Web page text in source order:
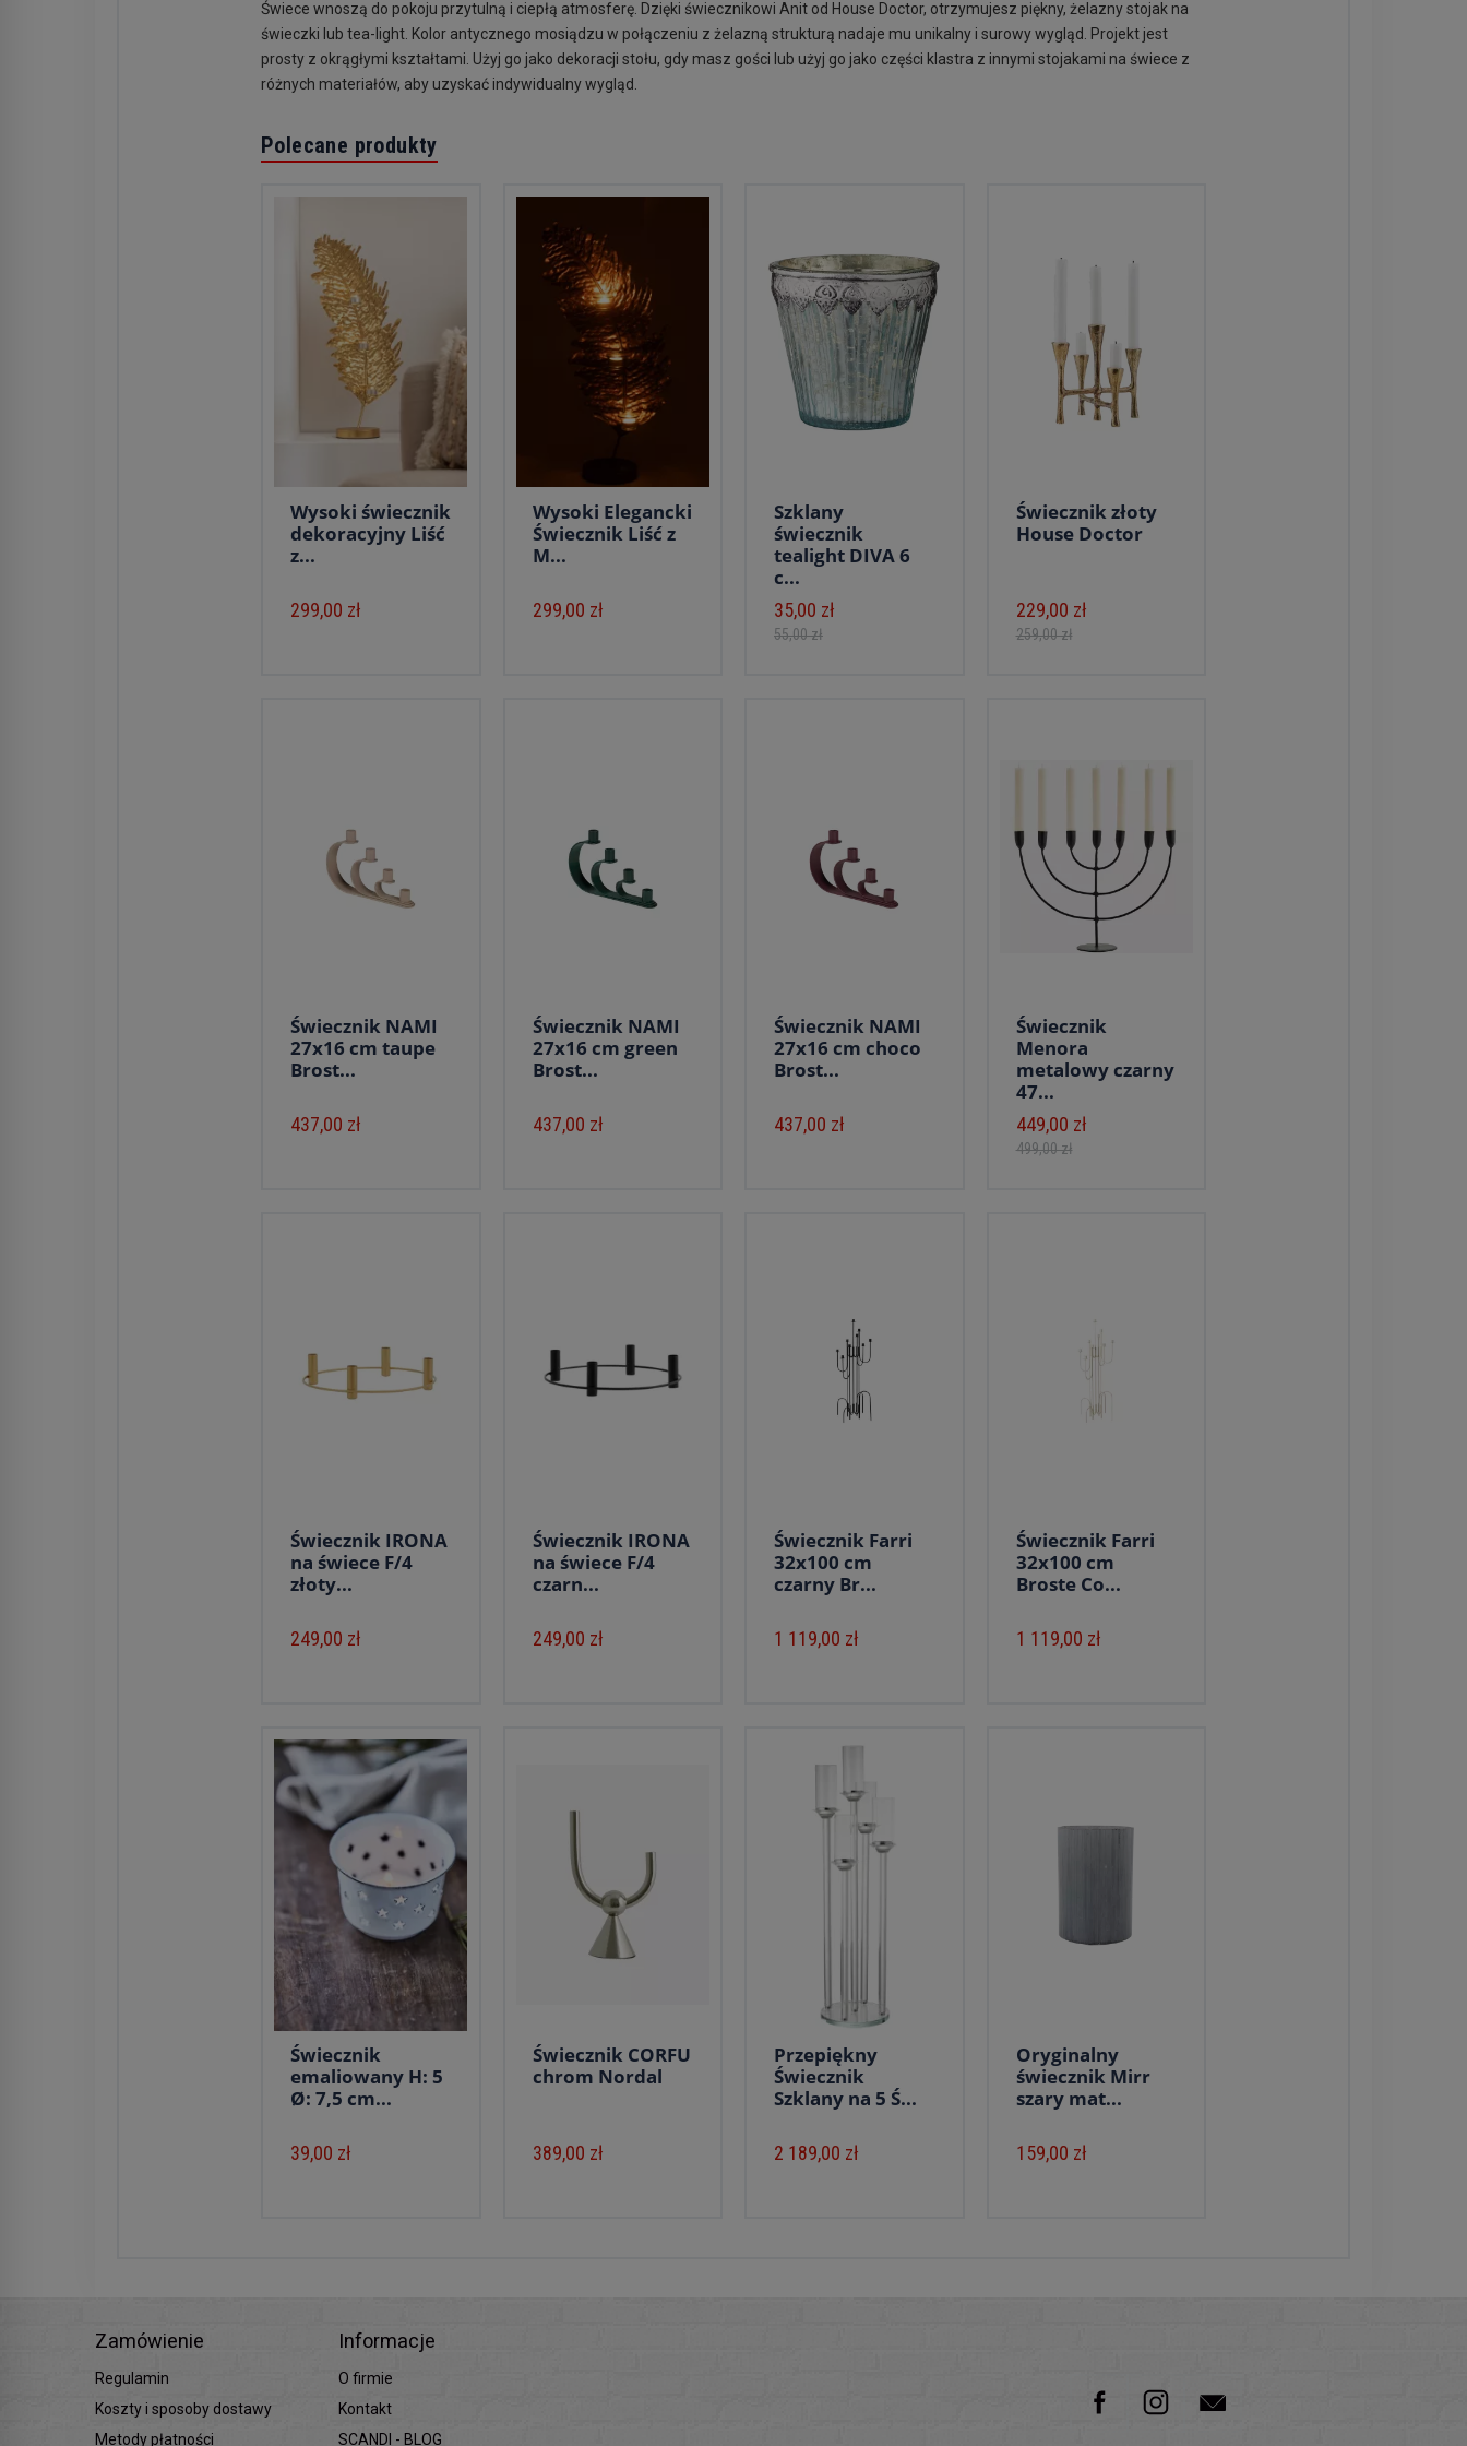
Świece wnoszą do pokoju przytulną i ciepłą atmosferę. Dzięki świecznikowi Anit od House Doctor, otrzymujesz piękny, żelazny stojak na
świeczki lub tea-light. Kolor antycznego mosiądzu w połączeniu z żelazną strukturą nadaje mu unikalny i surowy wygląd. Projekt jest
prosty z okrągłymi kształtami. Użyj go jako dekoracji stołu, gdy masz gości lub użyj go jako części klastra z innymi stojakami na świece z
różnych materiałów, aby uzyskać indywidualny wygląd.
Polecane produkty
Wysoki świecznik
dekoracyjny Liść
z...
299,00 zł
Wysoki Elegancki
Świecznik Liść z
M...
299,00 zł
Szklany
świecznik
tealight DIVA 6
c...
35,00 zł
55,00 zł
Świecznik złoty
House Doctor
229,00 zł
259,00 zł
Świecznik NAMI
27x16 cm taupe
Brost...
437,00 zł
Świecznik NAMI
27x16 cm green
Brost...
437,00 zł
Świecznik NAMI
27x16 cm choco
Brost...
437,00 zł
Świecznik
Menora
metalowy czarny
47...
449,00 zł
499,00 zł
Świecznik IRONA
na świece F/4
złoty...
249,00 zł
Świecznik IRONA
na świece F/4
czarn...
249,00 zł
Świecznik Farri
32x100 cm
czarny Br...
1 119,00 zł
Świecznik Farri
32x100 cm
Broste Co...
1 119,00 zł
Świecznik
emaliowany H: 5
Ø: 7,5 cm...
39,00 zł
Świecznik CORFU
chrom Nordal
389,00 zł
Przepiękny
Świecznik
Szklany na 5 Ś...
2 189,00 zł
Oryginalny
świecznik Mirr
szary mat...
159,00 zł
Zamówienie
Regulamin
Koszty i sposoby dostawy
Metody płatności
Informacje
O firmie
Kontakt
SCANDI - BLOG